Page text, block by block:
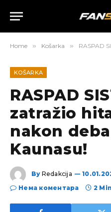
Home » Košarka » RASPAD
KOŠARKA
RASPAD
zatražio
nakon
Kaunasu!
By Redakcija
Нема коментара
2